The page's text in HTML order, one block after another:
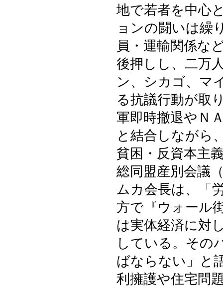
地で若者を中心
ョンの闘いは繰
員・運輸関係な
後押しし、二万
ン、シカゴ、マ
る抗議行動が取
軍即時撤退やＮ
と結合しながら
貧困・反資本主
総同盟産別会議
ムカ会長は、「
方で『ウォール
は実体経済に対
している。その
ばならない」と
利擁護や住宅問